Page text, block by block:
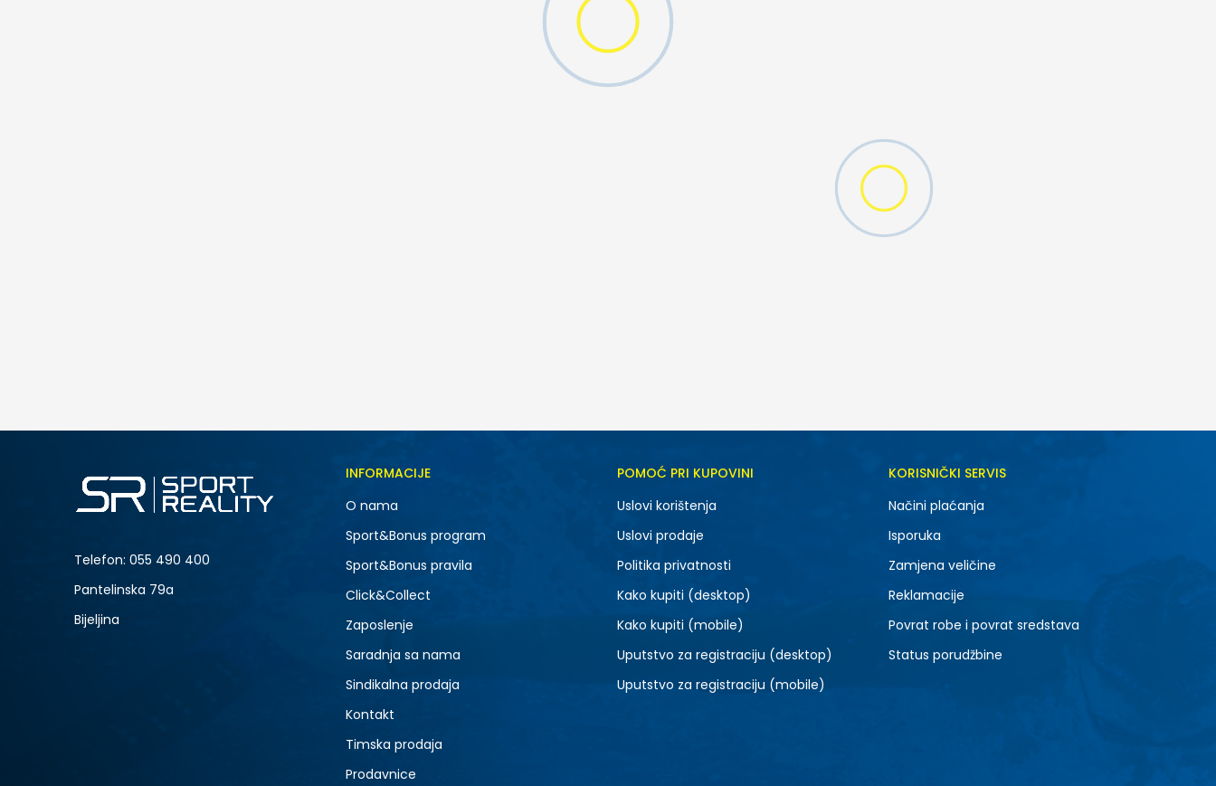
Telefon: 055 490 400
Pantelinska 79a
Bijeljina
INFORMACIJE
O nama
Sport&Bonus program
Sport&Bonus pravila
Click&Collect
Zaposlenje
Saradnja sa nama
Sindikalna prodaja
Kontakt
Timska prodaja
Prodavnice
POMOĆ PRI KUPOVINI
Uslovi korištenja
Uslovi prodaje
Politika privatnosti
Kako kupiti (desktop)
Kako kupiti (mobile)
Uputstvo za registraciju (desktop)
Uputstvo za registraciju (mobile)
KORISNIČKI SERVIS
Načini plaćanja
Isporuka
Zamjena veličine
Reklamacije
Povrat robe i povrat sredstava
Status porudžbine